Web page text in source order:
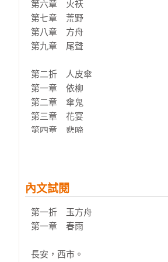
擁有淨化惡念之神力的八咫鴉菰葉
恩，牠決定──要澈底淨化鬼王和一
【下冊】
有抱負卻沒天賦的斫琴匠雷音，在
魄，成為了一代名匠。晚年時，想
印了嫏，他的後代仍然沒能擺脫斷
料，這將使雷氏付出更大的代價……
千年一次的狐族聚會，輪到翠華
年益壽、增進修為的傳言甚囂塵上
相，讓狐族與人類重新和平相處嗎
第六章　火祆
第七章　荒野
第八章　方舟
第九章　尾聲
第二折　人皮傘
第一章　依柳
第二章　傘鬼
第三章　花宴
第四章　悲啼
第八章　人皮
第三折　葳蕤鎖
第二章　宣朗
內文試閱
第一折　玉方舟
第一章　春雨
長安，西市。